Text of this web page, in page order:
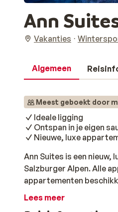
Ann
Vakanties
Algemeen
Meest geboekt door
Ideale ligging
Ontspan in je eigen
Nieuwe, luxe
Ann Suites is een nieuw,
Salzburger Alpen. Alle
appartementen
badkamers. Daarnaast
Lees meer